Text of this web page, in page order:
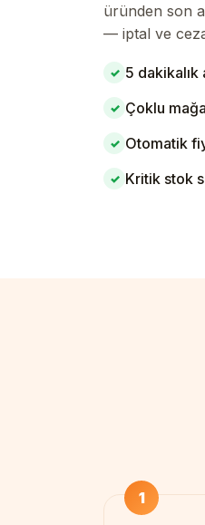
üründen son
— iptal ve
✓ 5 dakikalık
✓ Çoklu
✓ Otomatik
✓ Kritik stok